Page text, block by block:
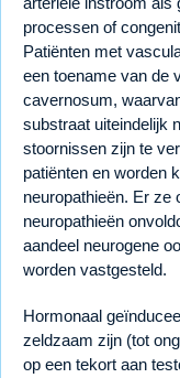
processen of
Patiënten met
een toename van de
cavernosum,
substraat uiteindelijk
stoornissen zijn te
patiënten en worden
neuropathieën. Er ze
neuropathieën
aandeel neurogene
worden vastgesteld.
Hormonaal
zeldzaam zijn (tot
op een tekort aan